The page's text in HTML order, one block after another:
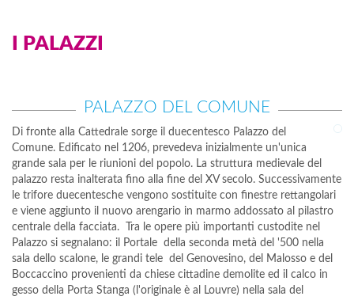
I PALAZZI
PALAZZO DEL COMUNE
Di fronte alla Cattedrale sorge il duecentesco Palazzo del
Comune. Edificato nel 1206, prevedeva inizialmente un'unica
grande sala per le riunioni del popolo. La struttura medievale del
palazzo resta inalterata fino alla fine del XV secolo. Successivamente
le trifore duecentesche vengono sostituite con finestre rettangolari
e viene aggiunto il nuovo arengario in marmo addossato al pilastro
centrale della facciata. Tra le opere più importanti custodite nel
Palazzo si segnalano: il Portale della seconda metà del '500 nella
sala dello scalone, le grandi tele del Genovesino, del Malosso e del
Boccaccino provenienti da chiese cittadine demolite ed il calco in
gesso della Porta Stanga (l'originale è al Louvre) nella sala del